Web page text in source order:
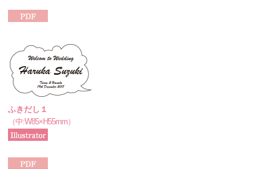
ふきだし１
（中:W85×H55mm）